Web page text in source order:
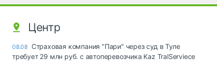
Центр
08.08 Страховая компания "Пари" через суд в Туле
требует 29 млн руб. с автоперевозчика Kaz TralServiece